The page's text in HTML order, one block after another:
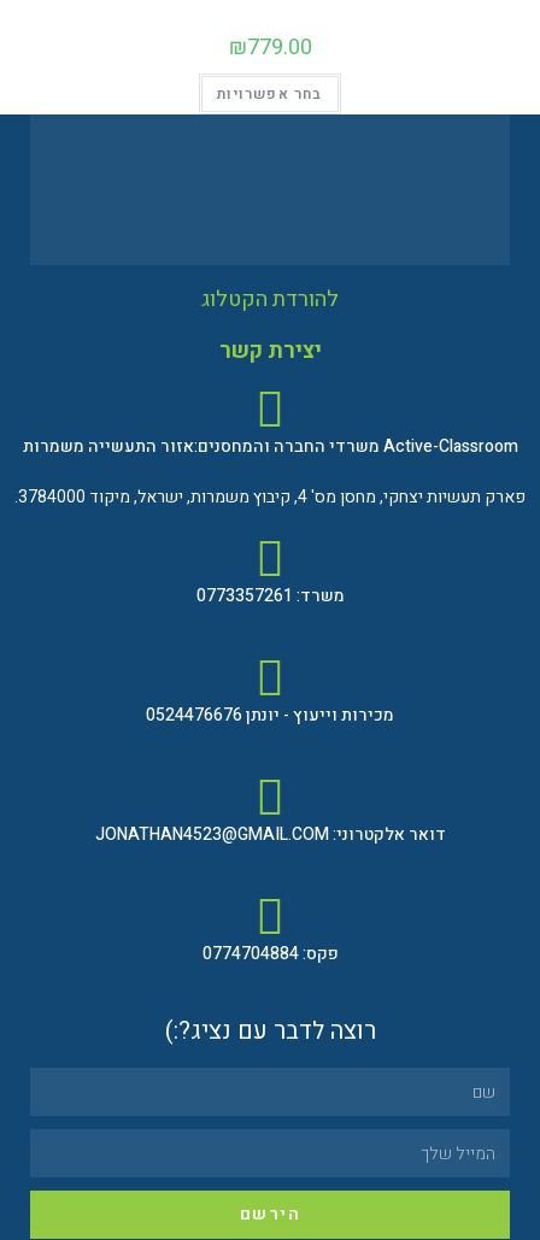
₪779.00
בחר אפשרויות
להורדת הקטלוג
יצירת קשר
Active-Classroom משרדי החברה והמחסנים:אזור התעשייה משמרות
פארק תעשיות יצחקי, מחסן מס' 4, קיבוץ משמרות, ישראל, מיקוד 3784000.
משרד: 0773357261
מכירות וייעוץ - יונתן 0524476676
דואר אלקטרוני: JONATHAN4523@GMAIL.COM
פקס: 0774704884
רוצה לדבר עם נציג?:)
הירשם